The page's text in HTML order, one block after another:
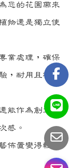
您的花園帶來
物還是獨立使
業處理，確保
，耐用且穩
能作為創意花
感。
佈置變得輕鬆